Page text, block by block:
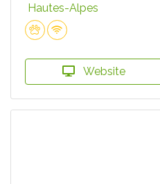
Hautes-Alpes
Website